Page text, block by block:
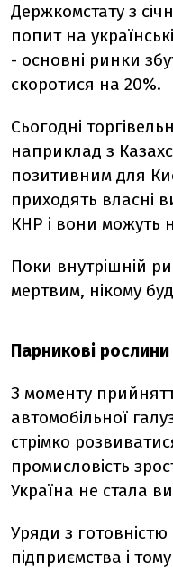
Держкомстату з
попит на
- основні ринки
скоротися на 20%.
Сьогодні
наприклад з
позитивним для
приходять власні
КНР і вони можуть
Поки внутрішній
мертвим, нікому
Парникові рослини
З моменту
автомобільної
стрімко
промисловість
Україна не стала
Уряди з
підприємства і